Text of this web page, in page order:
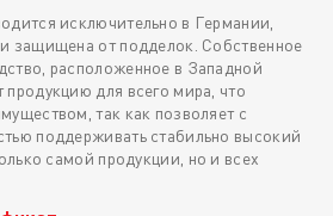
исключительно в Германии,
защищена от подделок. Собственное
расположенное в Западной
для всего мира, что
так как позволяет с
поддерживать стабильно высокий
самой продукции, но и всех